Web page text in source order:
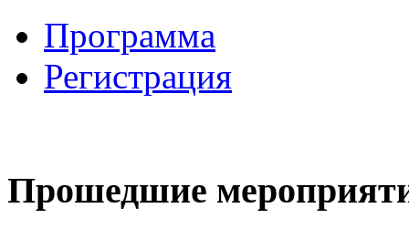
Программа
Регистрация
Прошедшие